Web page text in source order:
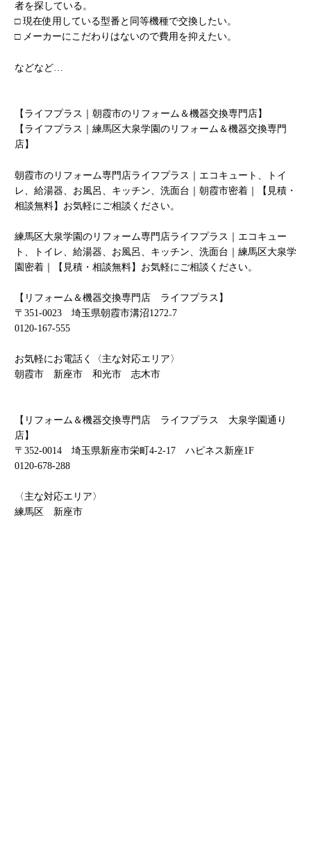
者を探している。
□ 現在使用している型番と同等機種で交換したい。
□ メーカーにこだわりはないので費用を抑えたい。
などなど…
【ライフプラス｜朝霞市のリフォーム＆機器交換専門店】
【ライフプラス｜練馬区大泉学園のリフォーム＆機器交換専門
店】
朝霞市のリフォーム専門店ライフプラス｜エコキュート、トイ
レ、給湯器、お風呂、キッチン、洗面台｜朝霞市密着｜【見積・
相談無料】お気軽にご相談ください。
練馬区大泉学園のリフォーム専門店ライフプラス｜エコキュー
ト、トイレ、給湯器、お風呂、キッチン、洗面台｜練馬区大泉学
園密着｜【見積・相談無料】お気軽にご相談ください。
【リフォーム＆機器交換専門店 ライフプラス】
〒 351-0023埼玉県朝霞市溝沼1272₋7
0120-167-555
お気軽にお電話く〈主な対応エリア〉
朝霞市 新座市 和光市 志木市
【リフォーム＆機器交換専門店 ライフプラス 大泉学園通り
店】
〒 352-0014埼玉県新座市栄町4-2-17 ハピネス新座1F
0120-678-288
〈主な対応エリア〉
練馬区 新座市